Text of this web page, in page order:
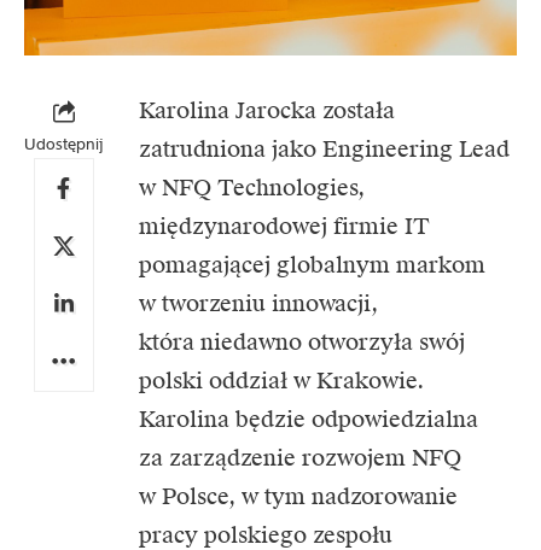
Udostępnij
Karolina Jarocka została
zatrudniona jako Engineering Lead
w NFQ Technologies,
międzynarodowej firmie IT
pomagającej globalnym markom
w tworzeniu innowacji,
która niedawno otworzyła swój
polski oddział w Krakowie.
Karolina będzie odpowiedzialna
za zarządzenie rozwojem NFQ
w Polsce, w tym nadzorowanie
pracy polskiego zespołu